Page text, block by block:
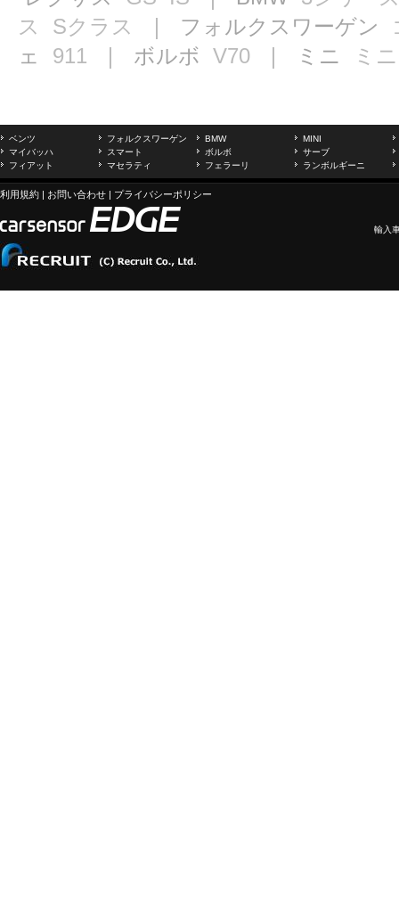
ス
Sクラス ｜ フォルクスワーゲン
ェ 911 ｜ ボルボ V70 ｜ ミニ ミニ
ベンツ フォルクスワーゲン BMW
MINI
マイバッハ
スマート ボルボ
サーブ
フィアット
マセラティ フェラーリ ランボルギーニ
利用規約 | お問い合わせ | プライバシーポリシー
輸入